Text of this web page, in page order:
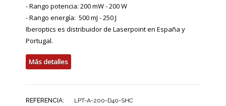
- Rango potencia: 200 mW - 200 W
- Rango energía: 500 mJ - 250 J
Iberoptics es distribuidor de Laserpoint en España y
Portugal.
Más detalles
REFERENCIA: LPT-A-200-D40-SHC